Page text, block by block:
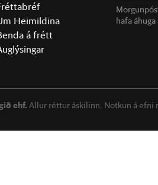
Heimildina
á frétt
hafa
ehf. Allur réttur áskilinn. Notkun á efni